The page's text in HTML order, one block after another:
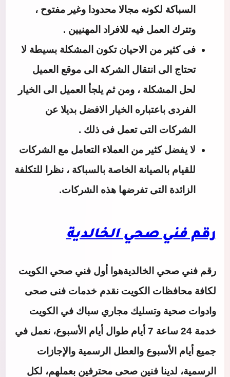
السباكة لكونه مجالا محدودا وغير مفتوح ،
وتترك العمل فيه للافراد المهنيين .
فى كثير من الاحيان تكون المشكلة بسيطة لا
تحتاج الى انتقال الشركة الى موقع العميل
لحل المشكلة ، ومن ثم يلجأ العميل الى الخيار
الفردى باعتباره الخيار الافضل بديلا عن
الشركات التى تعمل فى ذلك .
لا يفضل كثير من العملاء التعامل مع الشركات
للقيام بالصيانة الخاصة بالسباكة ، نظرا للتكلفة
الزائدة التى تفرضها هذه الشركات.
رقمفني صحي الخالدية
رقمفني صحي الخالديةهوا أول فني صحي الكويت
لكافة محافظات الكويت نقدم خدمات فنى صحى
وادوات صحية وتسليك مجاري سباك في الكويت
خدمة 24 ساعة 7 أيام طوال أيام الأسبوع، نعمل في
جميع أيام الأسبوع والعطل الرسمية والإجازات
الرسمية، لدينا فنين صحى محترفين بعملهم، لكل